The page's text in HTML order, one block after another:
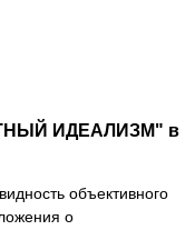
ИДЕАЛИЗМ" в
объективного
о